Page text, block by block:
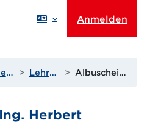
Anmelden
Lehrveranstaltungen der Wissenschaftsbereiche Lehrende A bis D Albuscheit Dipl.-Ing. Herbert
Herbert